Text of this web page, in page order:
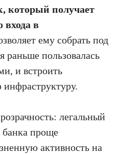
который получает
входа в
ему собрать под
раньше пользовалась
и встроить
легальный
банка проще
активность на